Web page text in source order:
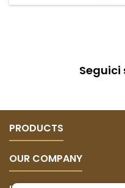
Seguici
PRODUCTS
OUR COMPANY